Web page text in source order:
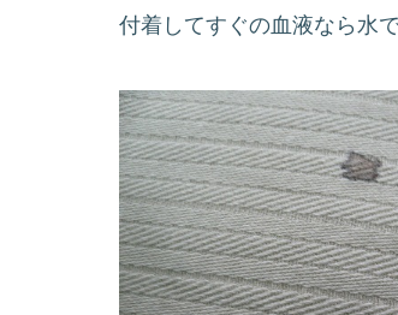
付着してすぐの血液なら水